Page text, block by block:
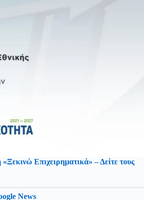
Επιχειρηματικά» – Δείτε τους
News